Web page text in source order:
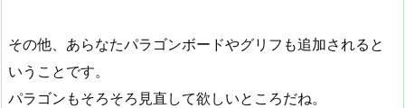
その他、あらなたパラゴンボードやグリフも追加されると
いうことです。
パラゴンもそろそろ見直して欲しいところだね。